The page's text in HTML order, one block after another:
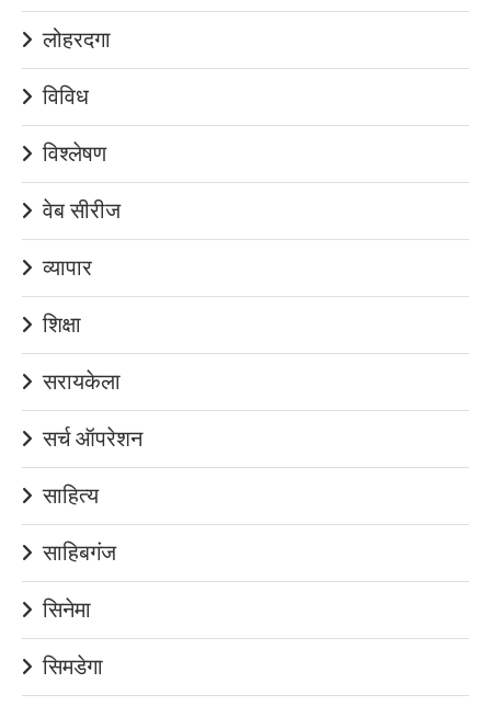
लोहरदगा
विविध
विश्लेषण
वेब सीरीज
व्यापार
शिक्षा
सरायकेला
सर्च ऑपरेशन
साहित्य
साहिबगंज
सिनेमा
सिमडेगा